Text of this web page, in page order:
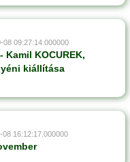
08 09:27:14.000000
KOCUREK,
kiállítása
16:12:17.000000